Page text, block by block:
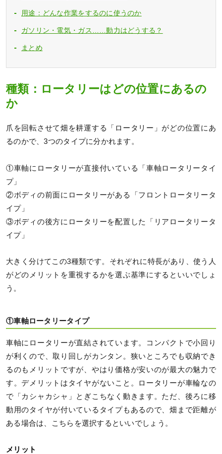
用途：どんな作業をするのに使うのか
ガソリン・電気・ガス……動力はどうする？
まとめ
種類：ロータリーはどの位置にあるの
か
爪を回転させて畑を耕運する「ロータリー」がどの位置にあ
るのかで、3つのタイプに分かれます。
①車軸にロータリーが直接付いている「車軸ロータリータイ
プ」
②ボディの前面にロータリーがある「フロントロータリータ
イプ」
③ボディの後方にロータリーを配置した「リアロータリータ
イプ」
大きく分けてこの3種類です。それぞれに特長があり、使う人
がどのメリットを重視するかを選ぶ基準にするといいでしょ
う。
①車軸ロータリータイプ
車軸にロータリーが直結されています。コンパクトで小回り
が利くので、取り回しがカンタン。狭いところでも収納でき
るのもメリットですが、やはり価格が安いのが最大の魅力で
す。デメリットはタイヤがないこと。ロータリーが車輪なの
で「カシャカシャ」とぎこちなく動きます。ただ、後ろに移
動用のタイヤが付いているタイプもあるので、畑まで距離が
ある場合は、こちらを選択するといいでしょう。
メリット